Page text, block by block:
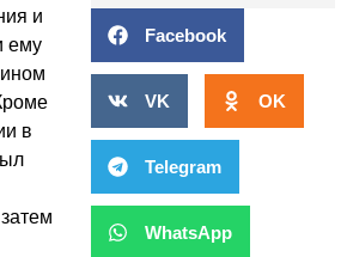
и
ему
в
Facebook
VK OK
Telegram
WhatsApp